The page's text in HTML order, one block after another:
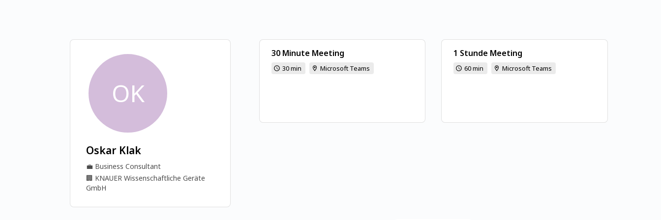
OK
Oskar Klak
💼 Business Consultant
🏢 KNAUER Wissenschaftliche Geräte
GmbH
30 Minute Meeting
30 min Microsoft Teams
1 Stunde Meeting
60 min Microsoft Teams